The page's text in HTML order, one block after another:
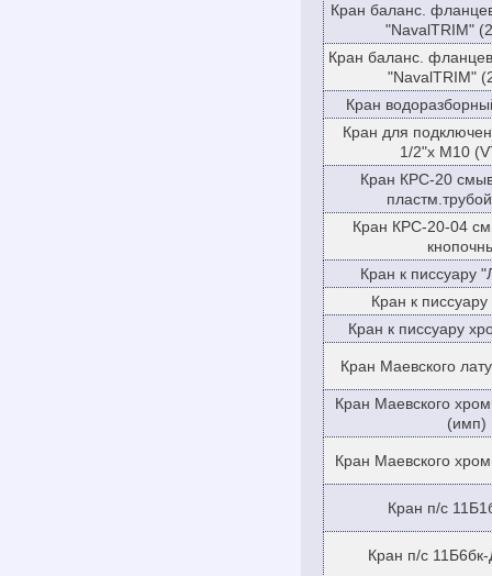
Кран баланс.
"NavalTRIM"
Кран баланс.
"NavalTRIM"
Кран
Кран для
1/2"х М10
Кран КРС-20
Кран КРС-20-04
Кран к писсуару
Кран к
Кран к писсуару
Кран Маевского
Кран Маевского
(имп)
Кран Маевского
Кран п/с
Кран п/с